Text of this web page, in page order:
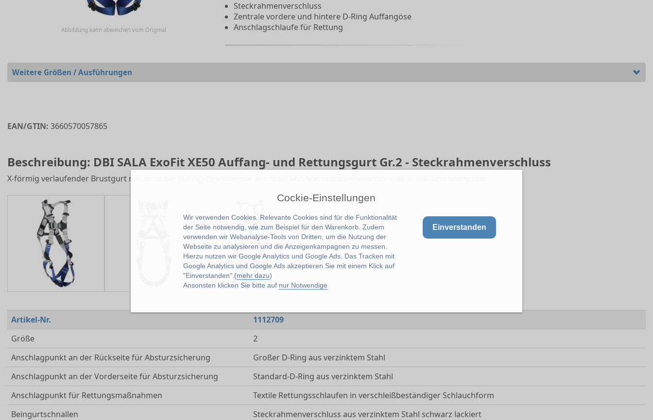
Cockie-Einstellungen
Wir verwenden Cookies. Relevante Cookies sind für die Funktionalität
der Seite notwendig, wie zum Beispiel für den Warenkorb. Zudem
verwenden wir Webanalyse-Tools von Dritten, um die Nutzung der
Webseite zu analysieren und die Anzeigenkampagnen zu messen.
Hierzu nutzen wir Google Analytics und Google Ads. Das Tracken mit
Google Analytics und Google Ads akzeptieren Sie mit einem Klick auf
"Einverstanden".(mehr dazu)
Ansonsten klicken Sie bitte auf nur Notwendige
Einverstanden
Abbildung kann abweichen vom Original
Steckrahmenverschluss
Zentrale vordere und hintere D-Ring Auffangöse
Anschlagschlaufe für Rettung
Weitere Größen / Ausführungen
EAN/GTIN: 3660570057865
Beschreibung: DBI SALA ExoFit XE50 Auffang- und Rettungsgurt Gr.2 - Steckrahmenverschluss
X-förmig verlaufender Brustgurt mit zentraler D-Ring-Anschlagöse aus Stahl und Steckrahmenverschluss an Brust- und Beingurten.
Artikel-Nr.
1112709
Größe
2
Anschlagpunkt an der Rückseite für Absturzsicherung
Großer D-Ring aus verzinktem Stahl
Anschlagpunkt an der Vorderseite für Absturzsicherung
Standard-D-Ring aus verzinktem Stahl
Anschlagpunkt für Rettungsmaßnahmen
Textile Rettungsschlaufen in verschleißbeständiger Schlauchform
Beingurtschnallen
Steckrahmenverschluss aus verzinktem Stahl schwarz lackiert